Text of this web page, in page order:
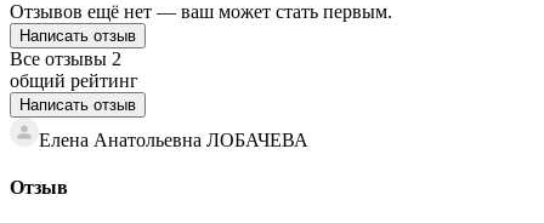
Отзывов ещё нет — ваш может стать первым.
Написать отзыв
Все отзывы 2
общий рейтинг
Написать отзыв
Елена Анатольевна ЛОБАЧЕВА
Отзыв